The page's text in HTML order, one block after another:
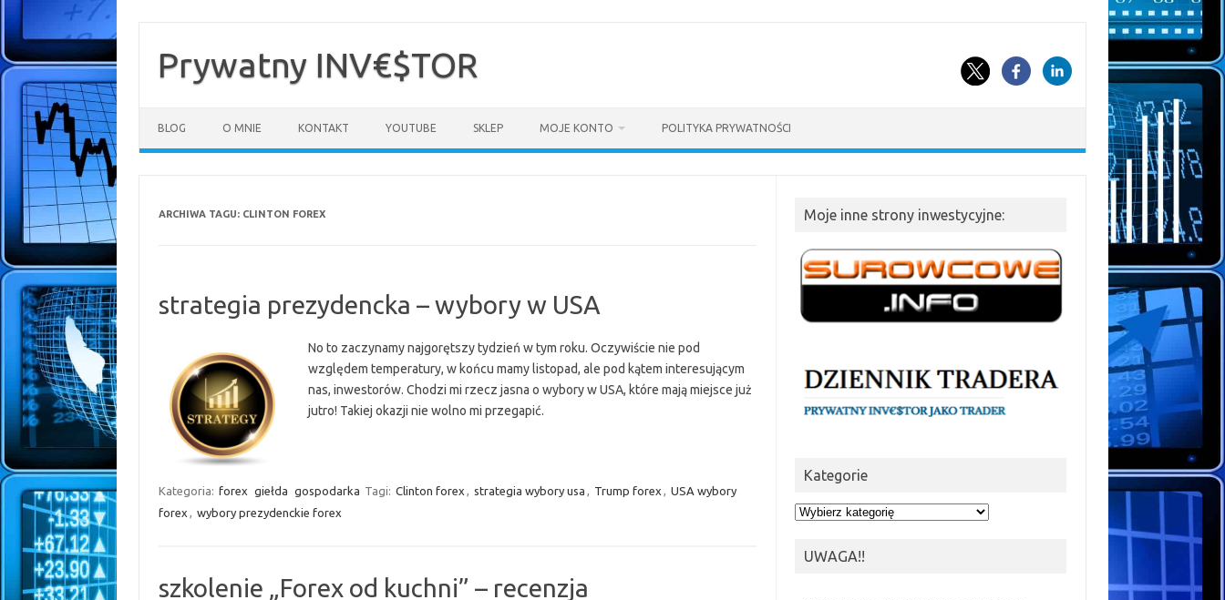
treściPrywatny INV€$TOR
BLOG O MNIE KONTAKT YOUTUBE SKLEP MOJE KONTO POLITYKA PRYWATNOŚCI
ARCHIWA TAGU: CLINTON FOREX
strategia prezydencka – wybory w USA
No to zaczynamy najgorętszy tydzień w tym roku. Oczywiście nie pod
względem temperatury, w końcu mamy listopad, ale pod kątem interesującym
nas, inwestorów. Chodzi mi rzecz jasna o wybory w USA, które mają miejsce już
jutro! Takiej okazji nie wolno mi przegapić.
Kategoria: forex giełda gospodarka Tagi: Clinton forex , strategia wybory usa , Trump forex , USA wybory
forex , wybory prezydenckie forex
szkolenie „Forex od kuchni” – recenzja
Moje inne strony inwestycyjne:
Kategorie
Kategorie
UWAGA!!